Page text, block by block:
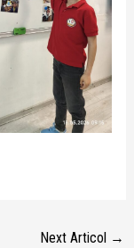
Next Articol →